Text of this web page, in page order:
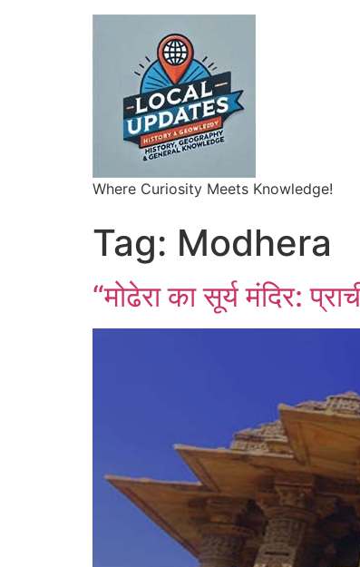
Where Curiosity Meets Knowledge!
Tag: Modhera
“मोढेरा का सूर्य मंदिर: